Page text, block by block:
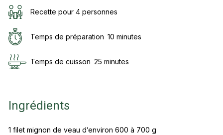
Recette pour 4 personnes
Temps de préparation 10 minutes
Temps de cuisson 25 minutes
Ingrédients
1 filet mignon de veau d’environ 600 à 700 g